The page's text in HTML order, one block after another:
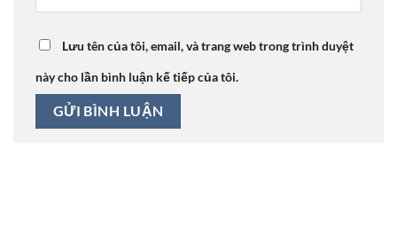
Lưu tên của tôi, email, và trang web trong trình duyệt
này cho lần bình luận kế tiếp của tôi.